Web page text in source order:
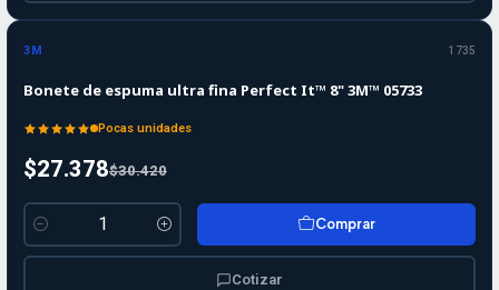
-10%
3M 1735
Bonete de espuma ultra fina Perfect It™ 8" 3M™ 05733
Pocas unidades
$27.378$30.420
Cantidad
Comprar
Cotizar